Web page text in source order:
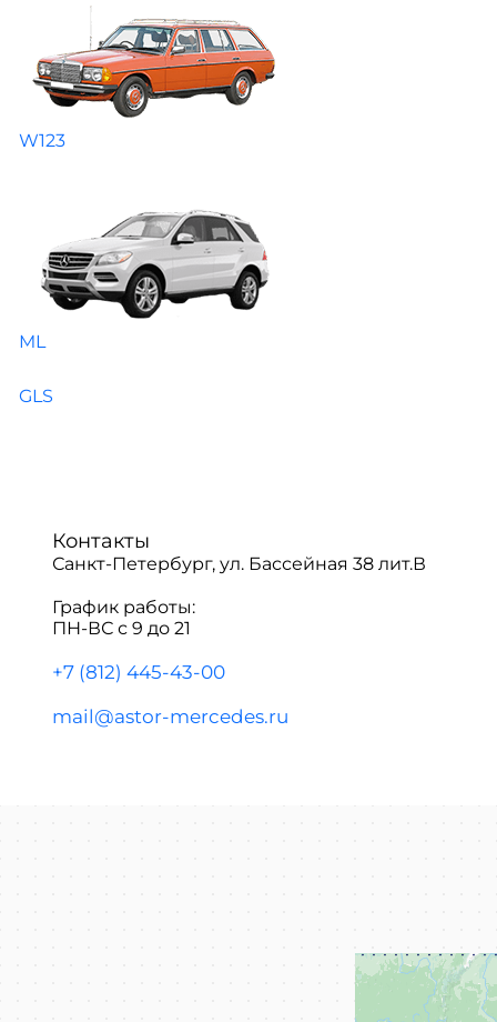
W123
ML
GLS
Контакты
Санкт-Петербург, ул. Бассейная 38 лит.В
График работы:
ПН-ВС с 9 до 21
+7 (812) 445-43-00
mail@astor-mercedes.ru